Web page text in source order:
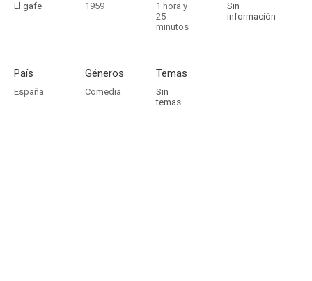
El gafe 1959
1 hora y
25
minutos
Sin
información
País
España
Géneros
Comedia
Temas
Sin
temas